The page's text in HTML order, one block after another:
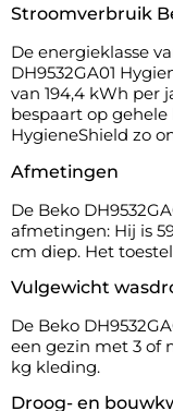
Stroomverbruik
De energieklasse
DH9532GA01
van 194,4 kWh per
bespaart op gehele
HygieneShield zo
Afmetingen
De Beko
afmetingen: Hij is
cm diep. Het
Vulgewicht
De Beko
een gezin met 3 of
kg kleding.
Droog- en